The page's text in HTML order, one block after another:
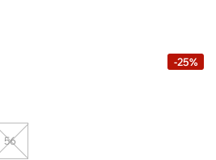
-25%
56